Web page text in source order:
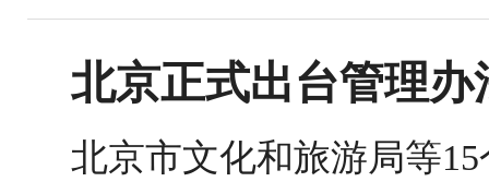
北京正式出台管理
北京市文化和旅游局等